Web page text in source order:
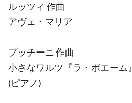
ルッツィ 作曲
アヴェ・マリア
プッチーニ 作曲
小さなワルツ『ラ・ボエーム』
(ピアノ)